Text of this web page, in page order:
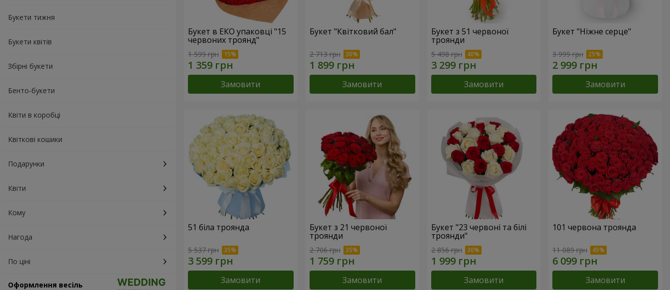
Букети тижня
Букети квітів
Збірні букети
Бенто-букети
Квіти в коробці
Квіткові кошики
Подарунки
Квіти
Кому
Нагода
По ціні
Оформлення весіль
Букет в ЕКО упаковці "15
червоних троянд"
1 599 грн
Замовити
Букет "Квітковий бал"
2 713 грн
Замовити
Букет з 51 червоної
троянди
5 498 грн
Замовити
Букет "Ніжне серце"
3 999 грн
Замовити
51 біла троянда
5 537 грн
Замовити
Букет з 21 червоної
троянди
2 706 грн
Замовити
Букет "23 червоні та білі
троянди"
2 856 грн
Замовити
101 червона троянда
11 089 грн
Замовити